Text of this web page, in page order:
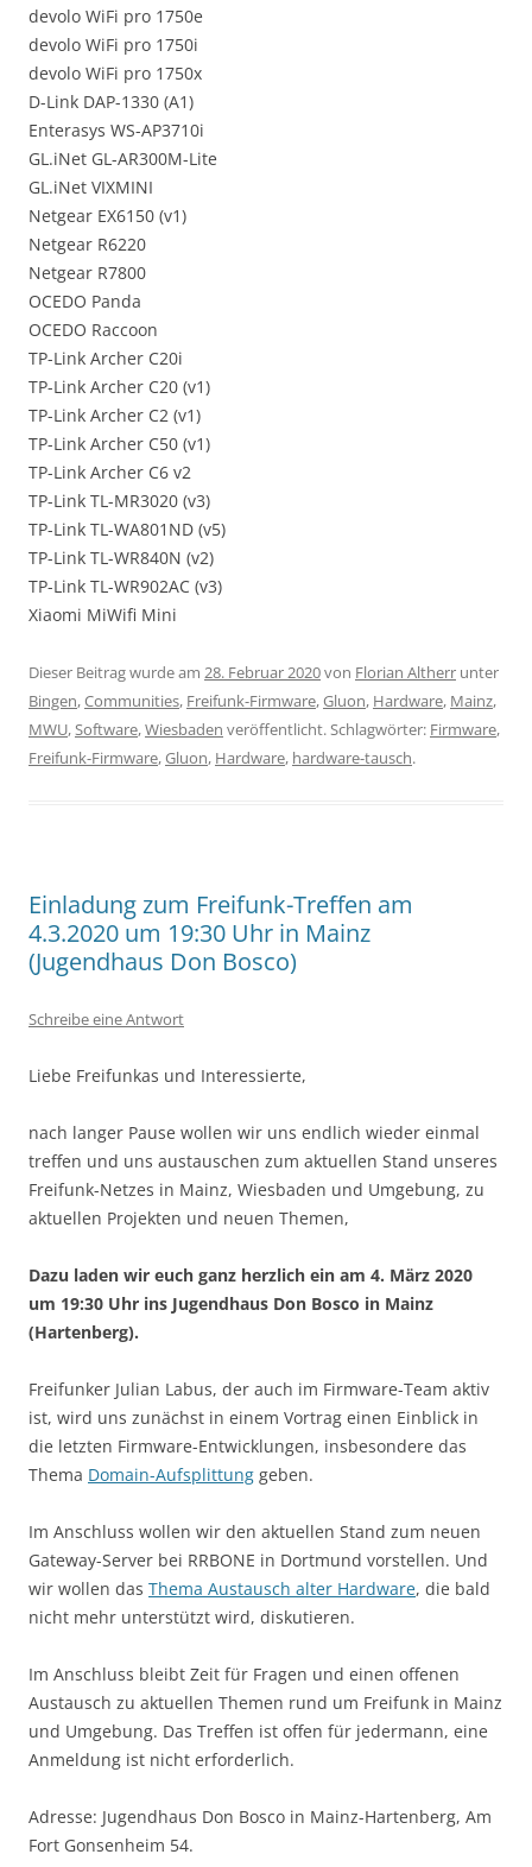
devolo WiFi pro 1750e
devolo WiFi pro 1750i
devolo WiFi pro 1750x
D-Link DAP-1330 (A1)
Enterasys WS-AP3710i
GL.iNet GL-AR300M-Lite
GL.iNet VIXMINI
Netgear EX6150 (v1)
Netgear R6220
Netgear R7800
OCEDO Panda
OCEDO Raccoon
TP-Link Archer C20i
TP-Link Archer C20 (v1)
TP-Link Archer C2 (v1)
TP-Link Archer C50 (v1)
TP-Link Archer C6 v2
TP-Link TL-MR3020 (v3)
TP-Link TL-WA801ND (v5)
TP-Link TL-WR840N (v2)
TP-Link TL-WR902AC (v3)
Xiaomi MiWifi Mini
Dieser Beitrag wurde am 28. Februar 2020von Florian Altherr unter
Bingen,Communities, Freifunk-Firmware,Gluon, Hardware, Mainz,
MWU,Software,Wiesbaden veröffentlicht. Schlagwörter: Firmware,
Freifunk-Firmware,Gluon, Hardware, hardware-tausch.
Einladung zum Freifunk-Treffen am
4.3.2020 um 19:30 Uhr in Mainz
(Jugendhaus Don Bosco)
Schreibe eine Antwort
Liebe Freifunkas und Interessierte,
nach langer Pause wollen wir uns endlich wieder einmal
treffen und uns austauschen zum aktuellen Stand unseres
Freifunk-Netzes in Mainz, Wiesbaden und Umgebung, zu
aktuellen Projekten und neuen Themen,
Dazu laden wir euch ganz herzlich ein am 4. März 2020
um 19:30 Uhr ins Jugendhaus Don Bosco in Mainz
(Hartenberg).
Freifunker Julian Labus, der auch im Firmware-Team aktiv
ist, wird uns zunächst in einem Vortrag einen Einblick in
die letzten Firmware-Entwicklungen, insbesondere das
Thema Domain-Aufsplittung geben.
Im Anschluss wollen wir den aktuellen Stand zum neuen
Gateway-Server bei RRBONE in Dortmund vorstellen. Und
wir wollen das Thema Austausch alter Hardware, die bald
nicht mehr unterstützt wird, diskutieren.
Im Anschluss bleibt Zeit für Fragen und einen offenen
Austausch zu aktuellen Themen rund um Freifunk in Mainz
und Umgebung. Das Treffen ist offen für jedermann, eine
Anmeldung ist nicht erforderlich.
Adresse: Jugendhaus Don Bosco in Mainz-Hartenberg, Am
Fort Gonsenheim 54.